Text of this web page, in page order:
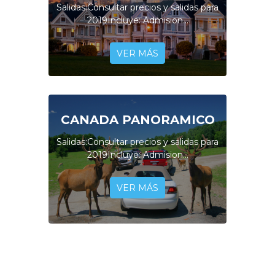
Salidas:Consultar precios y salidas para
2019Incluye: Admision...
VER MÁS
CANADA PANORAMICO
Salidas:Consultar precios y salidas para
2019Incluye: Admision...
VER MÁS